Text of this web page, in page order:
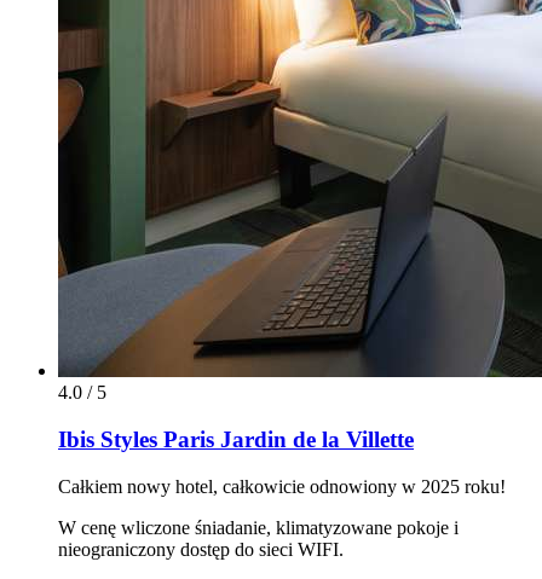
4.0 / 5
Ibis Styles Paris Jardin de la Villette
Całkiem nowy hotel, całkowicie odnowiony w 2025 roku!
W cenę wliczone śniadanie, klimatyzowane pokoje i
nieograniczony dostęp do sieci WIFI.